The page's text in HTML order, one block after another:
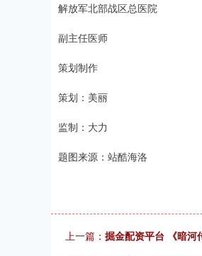
解放军北部战区总医院
副主任医师
策划制作
策划：美丽
监制：大力
题图来源：站酷海洛
上一篇： 掘金配资平台 《暗河